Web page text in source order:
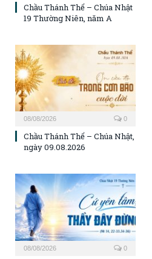
Chầu Thánh Thể – Chúa Nhật
19 Thường Niên, năm A
08/08/2026 0
Chầu Thánh Thể – Chúa Nhật,
ngày 09.08.2026
08/08/2026 0